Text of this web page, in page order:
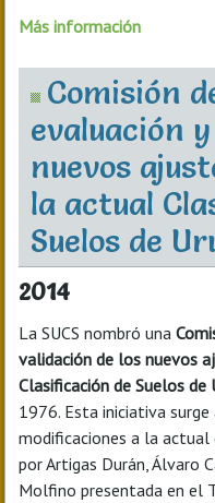
Más información
Comisión
evaluación
nuevos
la actual
Suelos de
2014
La SUCS nombró una
validación de los nuevos
Clasificación de Suelos de
1976. Esta iniciativa
modificaciones a la
por Artigas Durán, Álvaro
Molfino presentada en el